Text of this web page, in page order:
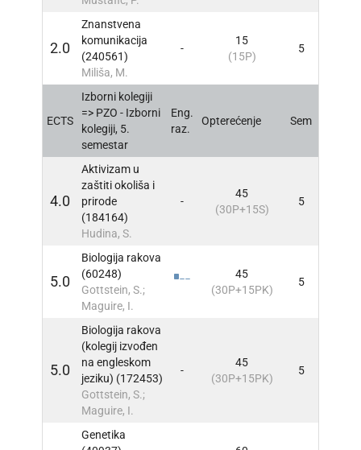
2.0
Znanstvena
komunikacija
(240561)
Miliša, M.
-
15
(15P)
5
ECTS
Izborni kolegiji
=> PZO - Izborni
kolegiji, 5.
semestar
Eng.
raz.
Opterećenje Sem
4.0
Aktivizam u
zaštiti okoliša i
prirode
(184164)
Hudina, S.
-
45
(30P+15S)
5
5.0
Biologija rakova
(60248)
Gottstein, S.;
Maguire, I.
45
(30P+15PK)
5
5.0
Biologija rakova
(kolegij izvođen
na engleskom
jeziku) (172453)
Gottstein, S.;
Maguire, I.
-
45
(30P+15PK)
5
Genetika